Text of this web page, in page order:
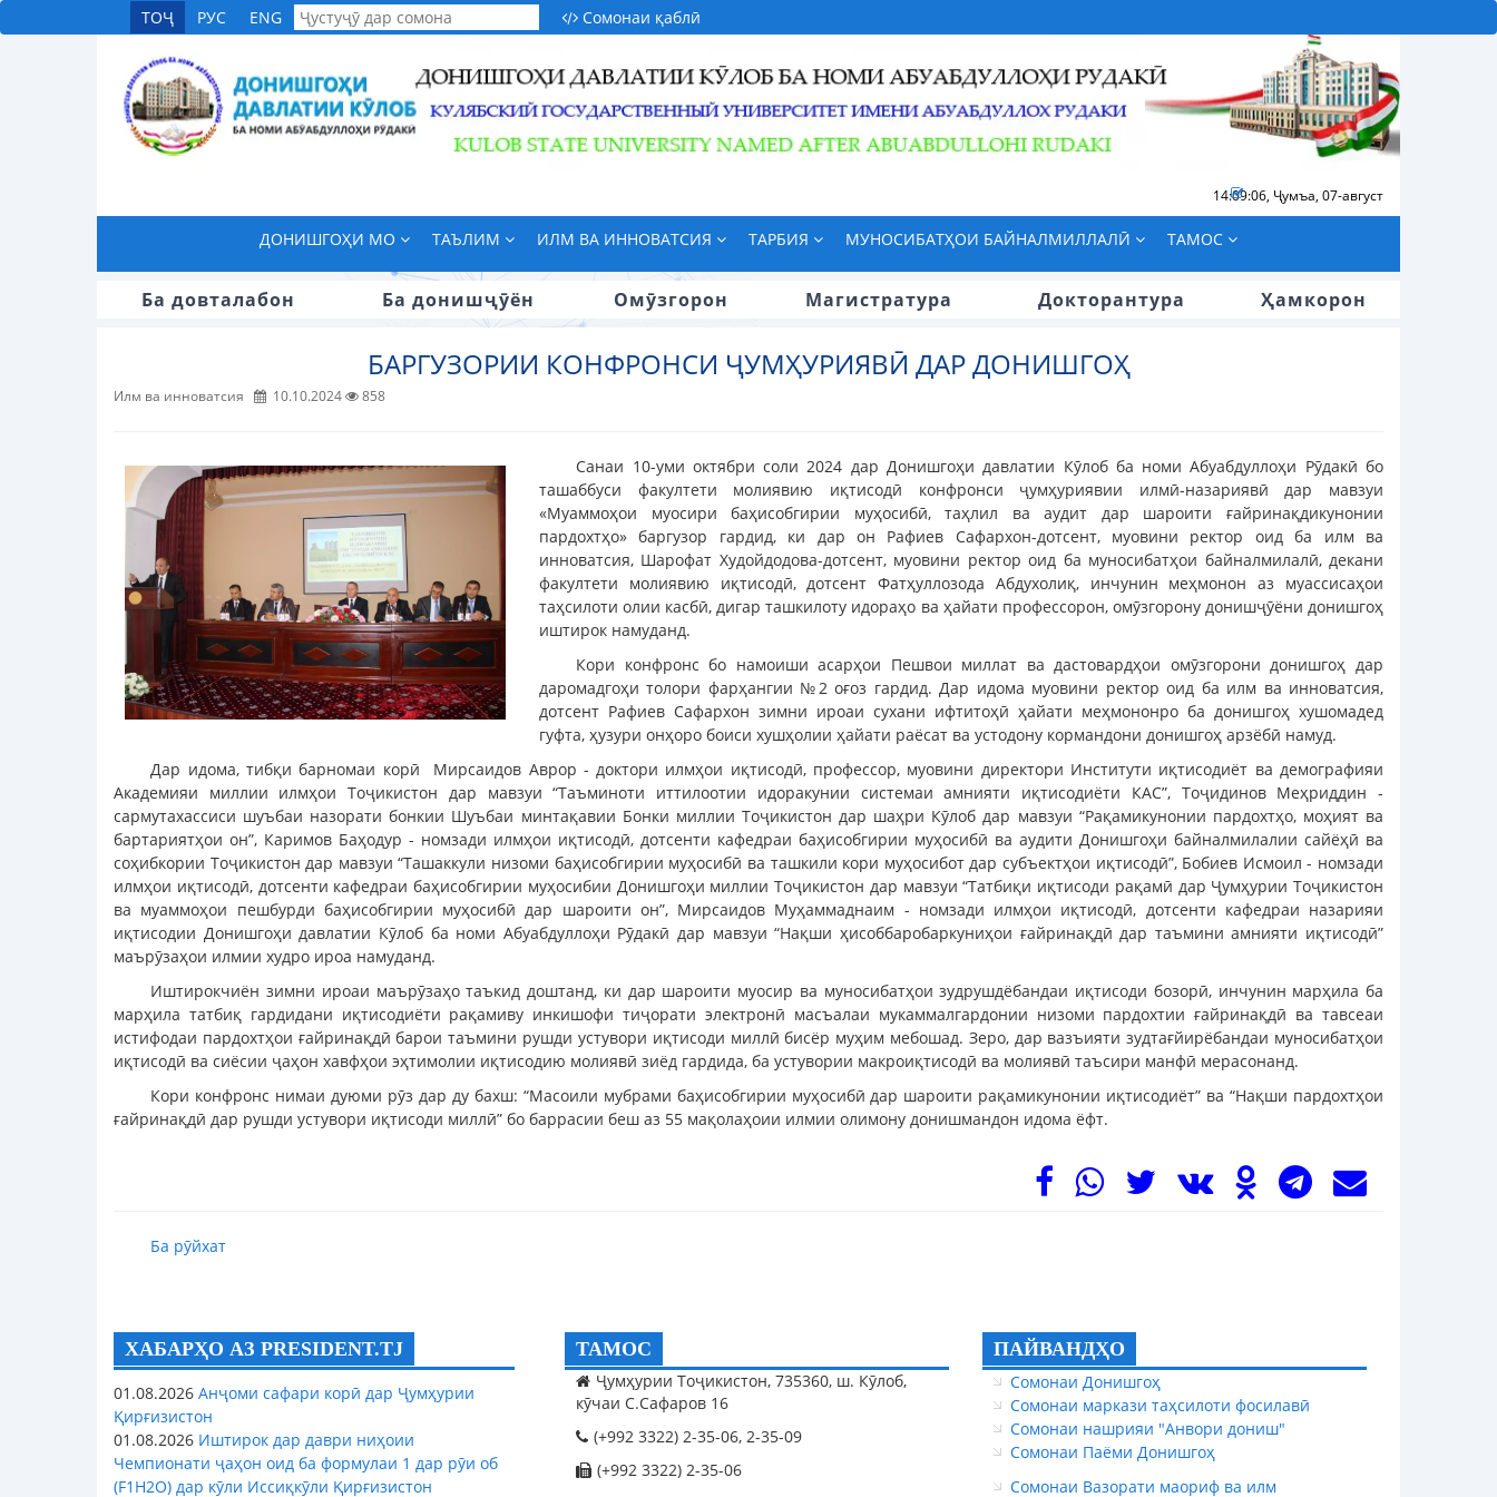
ТОҶ РУС ENG Сомонаи қаблӣ
14:09:06, Ҷумъа, 07-август
ДОНИШГОҲИ МО ТАЪЛИМ ИЛМ ВА ИННОВАТСИЯ ТАРБИЯ МУНОСИБАТҲОИ БАЙНАЛМИЛЛАЛӢ ТАМОС
Ба довталабон Ба донишҷӯён Омӯзгорон Магистратура Докторантура Ҳамкорон
БАРГУЗОРИИ КОНФРОНСИ ҶУМҲУРИЯВӢ ДАР ДОНИШГОҲ
Илм ва инноватсия 10.10.2024 858
Санаи 10-уми октябри соли 2024 дар Донишгоҳи давлатии Кӯлоб ба номи Абуабдуллоҳи Рӯдакӣ бо
ташаббуси факултети молиявию иқтисодӣ конфронси ҷумҳуриявии илмӣ-назариявӣ дар мавзуи
«Муаммоҳои муосири баҳисобгирии муҳосибӣ, таҳлил ва аудит дар шароити ғайринақдикунонии
пардохтҳо» баргузор гардид, ки дар он Рафиев Сафархон-дотсент, муовини ректор оид ба илм ва
инноватсия, Шарофат Худойдодова-дотсент, муовини ректор оид ба муносибатҳои байналмилалӣ, декани
факултети молиявию иқтисодӣ, дотсент Фатҳуллозода Абдухолиқ, инчунин меҳмонон аз муассисаҳои
таҳсилоти олии касбӣ, дигар ташкилоту идораҳо ва ҳайати профессорон, омӯзгорону донишҷӯёни донишгоҳ
иштирок намуданд.
Кори конфронс бо намоиши асарҳои Пешвои миллат ва дастовардҳои омӯзгорони донишгоҳ дар
даромадгоҳи толори фарҳангии №2 оғоз гардид. Дар идома муовини ректор оид ба илм ва инноватсия,
дотсент Рафиев Сафархон зимни ироаи сухани ифтитоҳӣ ҳайати меҳмононро ба донишгоҳ хушомадед
гуфта, ҳузури онҳоро боиси хушҳолии ҳайати раёсат ва устодону кормандони донишгоҳ арзёбӣ намуд.
Дар идома, тибқи барномаи корӣ Мирсаидов Аврор - доктори илмҳои иқтисодӣ, профессор, муовини директори Институти иқтисодиёт ва демографияи
Академияи миллии илмҳои Тоҷикистон дар мавзуи “Таъминоти иттилоотии идоракунии системаи амнияти иқтисодиёти КАС”, Тоҷидинов Меҳриддин -
сармутахассиси шуъбаи назорати бонкии Шуъбаи минтақавии Бонки миллии Тоҷикистон дар шаҳри Кӯлоб дар мавзуи “Рақамикунонии пардохтҳо, моҳият ва
бартариятҳои он”, Каримов Баҳодур - номзади илмҳои иқтисодӣ, дотсенти кафедраи баҳисобгирии муҳосибӣ ва аудити Донишгоҳи байналмилалии сайёҳӣ ва
соҳибкории Тоҷикистон дар мавзуи “Ташаккули низоми баҳисобгирии муҳосибӣ ва ташкили кори муҳосибот дар субъектҳои иқтисодӣ”, Бобиев Исмоил - номзади
илмҳои иқтисодӣ, дотсенти кафедраи баҳисобгирии муҳосибии Донишгоҳи миллии Тоҷикистон дар мавзуи “Татбиқи иқтисоди рақамӣ дар Ҷумҳурии Тоҷикистон
ва муаммоҳои пешбурди баҳисобгирии муҳосибӣ дар шароити он”, Мирсаидов Муҳаммаднаим - номзади илмҳои иқтисодӣ, дотсенти кафедраи назарияи
иқтисодии Донишгоҳи давлатии Кӯлоб ба номи Абуабдуллоҳи Рӯдакӣ дар мавзуи “Нақши ҳисоббаробаркуниҳои ғайринақдӣ дар таъмини амнияти иқтисодӣ”
маърӯзаҳои илмии худро ироа намуданд.
Иштирокчиён зимни ироаи маърӯзаҳо таъкид доштанд, ки дар шароити муосир ва муносибатҳои зудрушдёбандаи иқтисоди бозорӣ, инчунин марҳила ба
марҳила татбиқ гардидани иқтисодиёти рақамиву инкишофи тиҷорати электронӣ масъалаи мукаммалгардонии низоми пардохтии ғайринақдӣ ва тавсеаи
истифодаи пардохтҳои ғайринақдӣ барои таъмини рушди устувори иқтисоди миллӣ бисёр муҳим мебошад. Зеро, дар вазъияти зудтағйирёбандаи муносибатҳои
иқтисодӣ ва сиёсии ҷаҳон хавфҳои эҳтимолии иқтисодию молиявӣ зиёд гардида, ба устувории макроиқтисодӣ ва молиявӣ таъсири манфӣ мерасонанд.
Кори конфронс нимаи дуюми рӯз дар ду бахш: “Масоили мубрами баҳисобгирии муҳосибӣ дар шароити рақамикунонии иқтисодиёт” ва “Нақши пардохтҳои
ғайринақдӣ дар рушди устувори иқтисоди миллӣ” бо баррасии беш аз 55 мақолаҳоии илмии олимону донишмандон идома ёфт.
Ба рӯйхат
ХАБАРҲО АЗ PRESIDENT.TJ
01.08.2026 Анҷоми сафари корӣ дар Ҷумҳурии
Қирғизистон
01.08.2026 Иштирок дар даври ниҳоии
Чемпионати ҷаҳон оид ба формулаи 1 дар рӯи об
(F1H2O) дар кӯли Иссиқкӯли Қирғизистон
ТАМОС
Ҷумҳурии Тоҷикистон, 735360, ш. Кӯлоб,
кӯчаи С.Сафаров 16
(+992 3322) 2-35-06, 2-35-09
(+992 3322) 2-35-06
ПАЙВАНДҲО
Сомонаи Донишгоҳ
Сомонаи маркази таҳсилоти фосилавӣ
Сомонаи нашрияи "Анвори дониш"
Сомонаи Паёми Донишгоҳ
Сомонаи Вазорати маориф ва илм